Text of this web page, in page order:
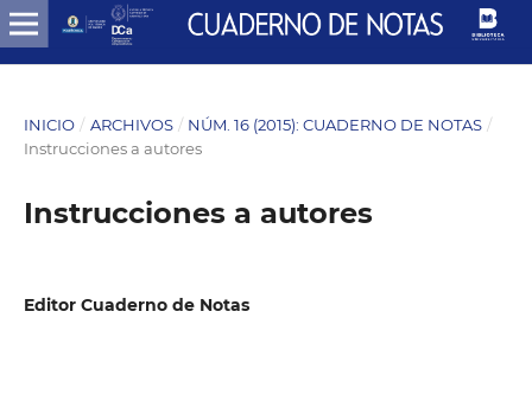
INICIO / ARCHIVOS / NÚM. 16 (2015): CUADERNO DE NOTAS /
Instrucciones a autores
Instrucciones a autores
Editor Cuaderno de Notas